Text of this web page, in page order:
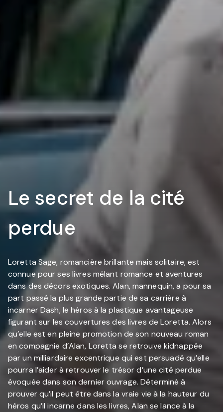
Le secret de la cité
perdue
Loretta Sage, romancière brillante mais solitaire, est
connue pour ses livres mêlant romance et aventures
dans des décors exotiques. Alan, mannequin, a pour sa
part passé la plus grande partie de sa carrière à
incarner Dash, le héros à la plastique avantageuse
figurant sur les couvertures des livres de Loretta. Alors
qu’elle est en pleine promotion de son nouveau roman
en compagnie d’Alan, Loretta se retrouve kidnappée
par un milliardaire excentrique qui est persuadé qu’elle
pourra l’aider à retrouver le trésor d’une cité perdue
évoquée dans son dernier ouvrage. Déterminé à
prouver qu’il peut être dans la vraie vie à la hauteur du
héros qu’il incarne dans les livres, Alan se lance à la